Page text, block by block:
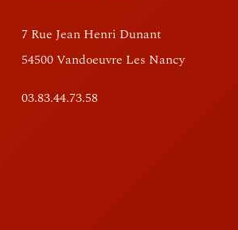
7 Rue Jean Henri Dunant
54500 Vandoeuvre Les Nancy
03.83.44.73.58